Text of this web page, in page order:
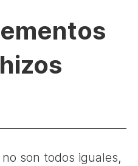
son todos iguales,